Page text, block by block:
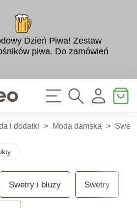
Dzień Piwa! Zestaw
piwa. Do zamówień
i dodatki > Moda damska >
Swetry i bluzy Swetry